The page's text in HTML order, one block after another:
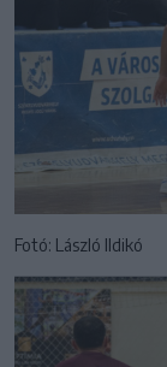
Fotó: László Ildikó